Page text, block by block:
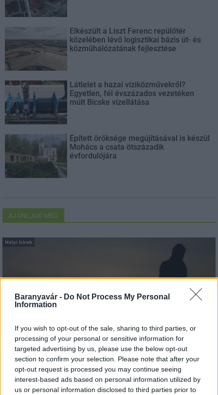
Baranyavár - Do Not Process My Personal
Information
If you wish to opt-out of the sale, sharing to third parties, or
processing of your personal or sensitive information for
targeted advertising by us, please use the below opt-out
section to confirm your selection. Please note that after your
opt-out request is processed you may continue seeing
interest-based ads based on personal information utilized by
us or personal information disclosed to third parties prior to
Elkészült a Liszt Ferenc repülőtér
közelében lévő logisztikai bázis út- és
közműhálózatának fejlesztése
Látlelet a hazai víziközművekről?
Egyetlen, fél évszázados vezetéken
múlt Bicske vízellátása
Épített öröksége megújításával is készül
Mohács a csata ötszázadik
évfordulójára
AJÁNLJUK MÉG
Helyi hírek
csökken a riasztás
Országos hírek